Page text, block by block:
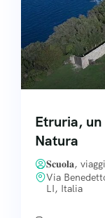
Etruria,
Natura
𝐒𝐜𝐮𝐨𝐥𝐚,
Via
LI, Italia